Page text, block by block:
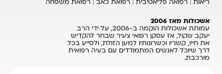
ריאות
רפואה פליאטיבית רפואת כאב רפואת משפחה
אשכולות מאז 2006
עמותת אשכולות הוקמה ב-2006, על ידי הרב
יעקב שקול, אז עסקן רפואי צעיר שבחר להקדיש
את חייו, קשריו וכשרונותיו למען הזולת, ולסייע בכל
דרך שיוכל לאנשים המתמודדים עם בעיה רפואית
מורכבת.